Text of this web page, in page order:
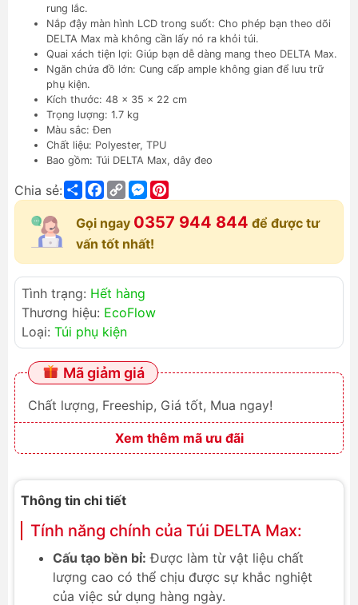
rung lắc.
Nắp đậy màn hình LCD trong suốt: Cho phép bạn theo dõi
DELTA Max mà không cần lấy nó ra khỏi túi.
Quai xách tiện lợi: Giúp bạn dễ dàng mang theo DELTA Max.
Ngăn chứa đồ lớn: Cung cấp ample không gian để lưu trữ
phụ kiện.
Kích thước: 48 x 35 x 22 cm
Trọng lượng: 1.7 kg
Màu sắc: Đen
Chất liệu: Polyester, TPU
Bao gồm: Túi DELTA Max, dây đeo
Chia sẻ: ShareFacebook
Copy
Link
Messenger
Gọi ngay 0357 944 844 để được tư
vấn tốt nhất!
Tình trạng: Hết hàng
Thương hiệu: EcoFlow
Loại: Túi phụ kiện
Mã giảm giá
Chất lượng, Freeship, Giá tốt, Mua ngay!
Xem thêm mã ưu đãi
Thông tin chi tiết
Tính năng chính của Túi DELTA Max:
Cấu tạo bền bỉ: Được làm từ vật liệu chất
lượng cao có thể chịu được sự khắc nghiệt
của việc sử dụng hàng ngày.